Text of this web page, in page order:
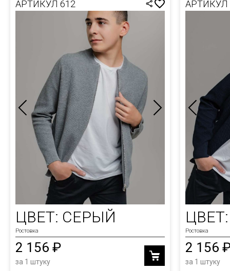
АРТИКУЛ 612
ЦВЕТ: СЕРЫЙ
Ростовка
2 156 ₽
за 1 штуку
АРТИКУЛ
Ростовка
2 156
за 1 штуку